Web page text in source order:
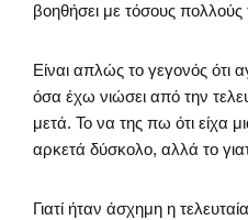
βοηθήσει με τόσους πολλούς
Είναι απλώς το γεγονός ότι
όσα έχω νιώσει από την
μετά. Το να της πω ότι είχα
αρκετά δύσκολο, αλλά το
Γιατί ήταν άσχημη η